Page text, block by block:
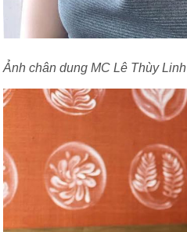
Ảnh chân dung MC Lê Thùy Linh